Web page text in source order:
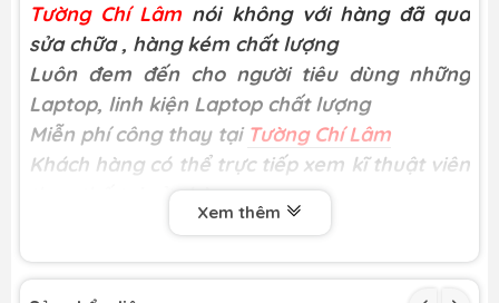
Tường Chí Lâm nói không với hàng đã qua
sửa chữa , hàng kém chất lượng
Luôn đem đến cho người tiêu dùng những
Laptop, linh kiện Laptop chất lượng
Miễn phí công thay tại Tường Chí Lâm
Khách hàng có thể trực tiếp xem kĩ thuật viên
thay thế tại cửa hàng
Loại hàng:Bàn phím HP Probook 4440,
4440s, 4445S, 4446S, 4441
Xem thêm